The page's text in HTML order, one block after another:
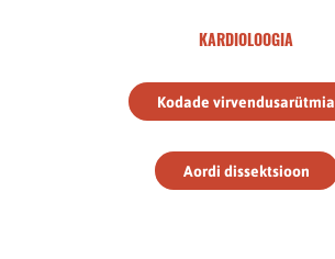
KARDIOLOOGIA
Kodade virvendusarütmia
Aordi dissektsioon